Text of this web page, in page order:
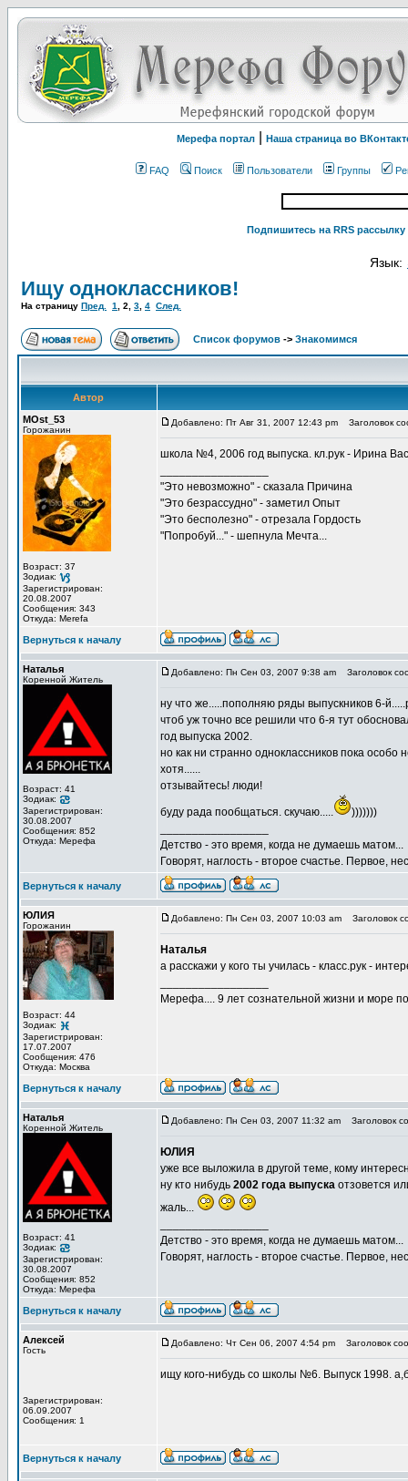
Мерефа портал Наша страница во
FAQ Поиск Пользователи Группы
Подпишитесь на RRS
Язык:
Ищу одноклассников!
На страницу Пред. 1 2 3 4 След.
Список форумов -> Знакомимся
Автор
MOst_53
Горожанин
Возраст: 37
Зодиак:
Зарегистрирован:
20.08.2007
Сообщения: 343
Откуда: Merefa
Добавлено: Пт Авг 31, 2007 12:43 pm Заголовок
школа №4, 2006 год выпуска. кл.рук - Ирина
"Это невозможно" - сказала Причина
"Это безрассудно" - заметил Опыт
"Это бесполезно" - отрезала Гордость
"Попробуй..." - шепнула Мечта...
Вернуться к началу
Наталья
Коренной Житель
Возраст: 41
Зодиак:
Зарегистрирован:
30.08.2007
Сообщения: 852
Откуда: Мерефа
Добавлено: Пн Сен 03, 2007 9:38 am Заголовок
ну что же.....пополняю ряды выпускников 6-
чтоб уж точно все решили что 6-я тут
год выпуска 2002.
но как ни странно одноклассников пока особо
хотя......
отзывайтесь! люди!
буду рада пообщаться. скучаю.....
)))))))
Детство - это время, когда не думаешь матом...
Говорят, наглость - второе счастье. Первое,
Вернуться к началу
ЮЛИЯ
Горожанин
Возраст: 44
Зодиак:
Зарегистрирован:
17.07.2007
Сообщения: 476
Откуда: Москва
Добавлено: Пн Сен 03, 2007 10:03 am Заголовок
Наталья
а расскажи у кого ты училась - класс.рук -
Мерефа.... 9 лет сознательной жизни и море
Вернуться к началу
Наталья
Коренной Житель
Возраст: 41
Зодиак:
Зарегистрирован:
30.08.2007
Сообщения: 852
Откуда: Мерефа
Добавлено: Пн Сен 03, 2007 11:32 am Заголовок
ЮЛИЯ
уже все выложила в другой теме, кому
ну кто нибудь 2002 года выпуска отзовется
жаль...
Детство - это время, когда не думаешь матом...
Говорят, наглость - второе счастье. Первое,
Вернуться к началу
Алексей
Гость
Зарегистрирован:
06.09.2007
Сообщения: 1
Добавлено: Чт Сен 06, 2007 4:54 pm Заголовок
ищу кого-нибудь со школы №6. Выпуск 1998.
Вернуться к началу